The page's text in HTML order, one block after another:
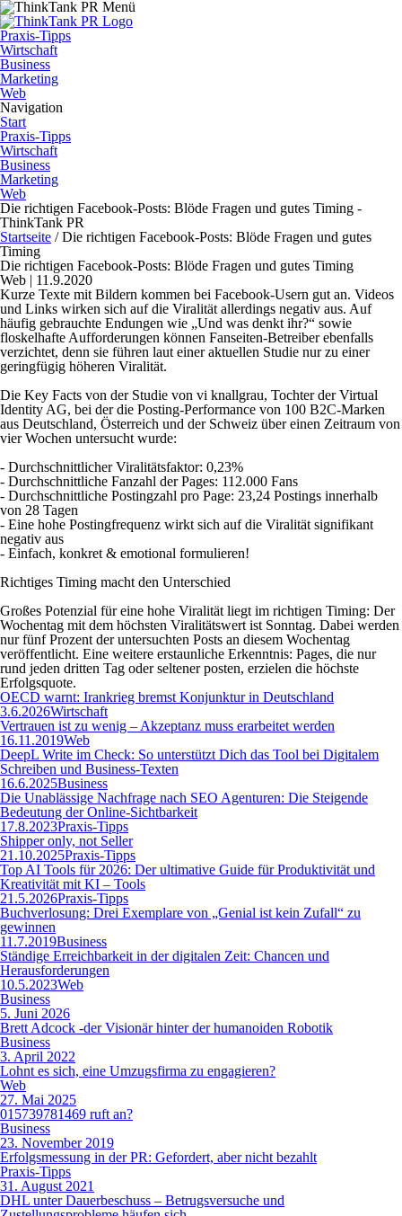
Praxis-Tipps
Wirtschaft
Business
Marketing
Web
Navigation
Start
Praxis-Tipps
Wirtschaft
Business
Marketing
Web
Die richtigen Facebook-Posts: Blöde Fragen und gutes Timing -
ThinkTank PR
Startseite / Die richtigen Facebook-Posts: Blöde Fragen und gutes
Timing
Die richtigen Facebook-Posts: Blöde Fragen und gutes Timing
Web | 11.9.2020
Kurze Texte mit Bildern kommen bei Facebook-Usern gut an. Videos
und Links wirken sich auf die Viralität allerdings negativ aus. Auf
häufig gebrauchte Endungen wie „Und was denkt ihr?“ sowie
floskelhafte Aufforderungen können Fanseiten-Betreiber ebenfalls
verzichtet, denn sie führen laut einer aktuellen Studie nur zu einer
geringfügig höheren Viralität.
Die Key Facts von der Studie von vi knallgrau, Tochter der Virtual
Identity AG, bei der die Posting-Performance von 100 B2C-Marken
aus Deutschland, Österreich und der Schweiz über einen Zeitraum von
vier Wochen untersucht wurde:
- Durchschnittlicher Viralitätsfaktor: 0,23%
- Durchschnittliche Fanzahl der Pages: 112.000 Fans
- Durchschnittliche Postingzahl pro Page: 23,24 Postings innerhalb
von 28 Tagen
- Eine hohe Postingfrequenz wirkt sich auf die Viralität signifikant
negativ aus
- Einfach, konkret & emotional formulieren!
Richtiges Timing macht den Unterschied
Großes Potenzial für eine hohe Viralität liegt im richtigen Timing: Der
Wochentag mit dem höchsten Viralitätswert ist Sonntag. Dabei werden
nur fünf Prozent der untersuchten Posts an diesem Wochentag
veröffentlicht. Eine weitere erstaunliche Erkenntnis: Pages, die nur
rund jeden dritten Tag oder seltener posten, erzielen die höchste
Erfolgsquote.
OECD warnt: Irankrieg bremst Konjunktur in Deutschland
3.6.2026Wirtschaft
Vertrauen ist zu wenig – Akzeptanz muss erarbeitet werden
16.11.2019Web
DeepL Write im Check: So unterstützt Dich das Tool bei Digitalem
Schreiben und Business-Texten
16.6.2025Business
Die Unablässige Nachfrage nach SEO Agenturen: Die Steigende
Bedeutung der Online-Sichtbarkeit
17.8.2023Praxis-Tipps
Shipper only, not Seller
21.10.2025Praxis-Tipps
Top AI Tools für 2026: Der ultimative Guide für Produktivität und
Kreativität mit KI – Tools
21.5.2026Praxis-Tipps
Buchverlosung: Drei Exemplare von „Genial ist kein Zufall“ zu
gewinnen
11.7.2019Business
Ständige Erreichbarkeit in der digitalen Zeit: Chancen und
Herausforderungen
10.5.2023Web
Business
5. Juni 2026
Brett Adcock -der Visionär hinter der humanoiden Robotik
Business
3. April 2022
Lohnt es sich, eine Umzugsfirma zu engagieren?
Web
27. Mai 2025
015739781469 ruft an?
Business
23. November 2019
Erfolgsmessung in der PR: Gefordert, aber nicht bezahlt
Praxis-Tipps
31. August 2021
DHL unter Dauerbeschuss – Betrugsversuche und